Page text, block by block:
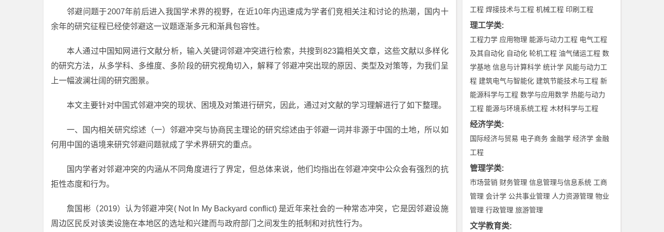
邻避问题于2007年前后进入我国学术界的视野，在近10年内迅速成为学者们竞相关注和讨论的热潮，国内十
余年的研究征程已经使邻避这一议题逐渐多元和渐具包容性。
本人通过中国知网进行文献分析，输入关键词邻避冲突进行检索，共搜到823篇相关文章，这些文献以多样化
的研究方法，从多学科、多维度、多阶段的研究视角切入，解释了邻避冲突出现的原因、类型及对策等，为我们呈
上一幅波澜壮阔的研究图景。
本文主要针对中国式邻避冲突的现状、困境及对策进行研究，因此，通过对文献的学习理解进行了如下整理。
一、国内相关研究综述（一）邻避冲突与协商民主理论的研究综述由于邻避一词并非源于中国的土地，所以如
何用中国的语境来研究邻避问题就成了学术界研究的重点。
国内学者对邻避冲突的内涵从不同角度进行了界定，但总体来说，他们均指出在邻避冲突中公众会有强烈的抗
拒性态度和行为。
詹国彬（2019）认为邻避冲突( Not In My Backyard conflict) 是近年来社会的一种常态冲突，它是因邻避设施
周边区民反对该类设施在本地区的选址和兴建而与政府部门之间发生的抵制和对抗性行为。
工程 焊接技术与工程 机械工程 印刷工程
理工学类:
工程力学 应用物理 能源与动力工程 电气工程
及其自动化 自动化 轮机工程 油气储运工程 数
学基地 信息与计算科学 统计学 风能与动力工
程 建筑电气与智能化 建筑节能技术与工程 新
能源科学与工程 数学与应用数学 热能与动力
工程 能源与环境系统工程 木材科学与工程
经济学类:
国际经济与贸易 电子商务 金融学 经济学 金融
工程
管理学类:
市场营销 财务管理 信息管理与信息系统 工商
管理 会计学 公共事业管理 人力资源管理 物业
管理 行政管理 旅游管理
文学教育类: